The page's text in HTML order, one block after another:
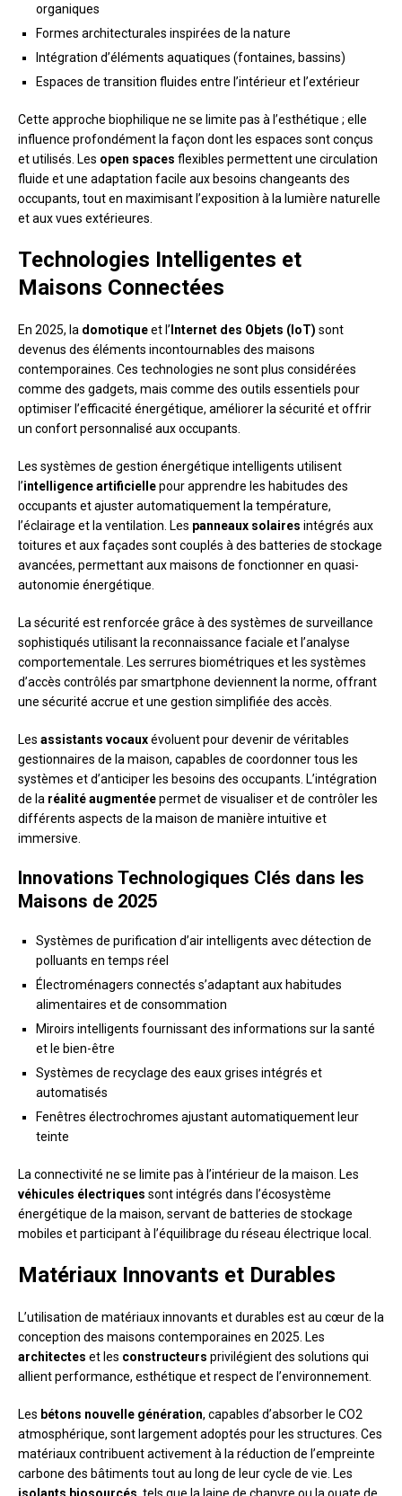
organiques
Formes architecturales inspirées de la nature
Intégration d’éléments aquatiques (fontaines, bassins)
Espaces de transition fluides entre l’intérieur et l’extérieur
Cette approche biophilique ne se limite pas à l’esthétique ; elle
influence profondément la façon dont les espaces sont conçus
et utilisés. Les open spaces flexibles permettent une circulation
fluide et une adaptation facile aux besoins changeants des
occupants, tout en maximisant l’exposition à la lumière naturelle
et aux vues extérieures.
Technologies Intelligentes et
Maisons Connectées
En 2025, la domotiqueet l’ Internet des Objets (IoT) sont
devenus des éléments incontournables des maisons
contemporaines. Ces technologies ne sont plus considérées
comme des gadgets, mais comme des outils essentiels pour
optimiser l’efficacité énergétique, améliorer la sécurité et offrir
un confort personnalisé aux occupants.
Les systèmes de gestion énergétique intelligents utilisent
l’intelligence artificiellepour apprendre les habitudes des
occupants et ajuster automatiquement la température,
l’éclairage et la ventilation. Les panneaux solaires intégrés aux
toitures et aux façades sont couplés à des batteries de stockage
avancées, permettant aux maisons de fonctionner en quasi-
autonomie énergétique.
La sécurité est renforcée grâce à des systèmes de surveillance
sophistiqués utilisant la reconnaissance faciale et l’analyse
comportementale. Les serrures biométriques et les systèmes
d’accès contrôlés par smartphone deviennent la norme, offrant
une sécurité accrue et une gestion simplifiée des accès.
Les assistants vocauxévoluent pour devenir de véritables
gestionnaires de la maison, capables de coordonner tous les
systèmes et d’anticiper les besoins des occupants. L’intégration
de la réalité augmentéepermet de visualiser et de contrôler les
différents aspects de la maison de manière intuitive et
immersive.
Innovations Technologiques Clés dans les
Maisons de 2025
Systèmes de purification d’air intelligents avec détection de
polluants en temps réel
Électroménagers connectés s’adaptant aux habitudes
alimentaires et de consommation
Miroirs intelligents fournissant des informations sur la santé
et le bien-être
Systèmes de recyclage des eaux grises intégrés et
automatisés
Fenêtres électrochromes ajustant automatiquement leur
teinte
La connectivité ne se limite pas à l’intérieur de la maison. Les
véhicules électriques sont intégrés dans l’écosystème
énergétique de la maison, servant de batteries de stockage
mobiles et participant à l’équilibrage du réseau électrique local.
Matériaux Innovants et Durables
L’utilisation de matériaux innovants et durables est au cœur de la
conception des maisons contemporaines en 2025. Les
architectes et les constructeurs privilégient des solutions qui
allient performance, esthétique et respect de l’environnement.
Les bétons nouvelle génération, capables d’absorber le CO2
atmosphérique, sont largement adoptés pour les structures. Ces
matériaux contribuent activement à la réduction de l’empreinte
carbone des bâtiments tout au long de leur cycle de vie. Les